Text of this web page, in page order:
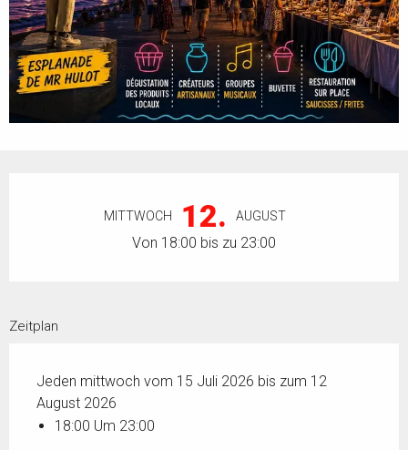
MITTWOCH 12. AUGUST
Von 18:00 bis zu 23:00
Zeitplan
Jeden mittwoch vom 15 Juli 2026 bis zum 12
August 2026
18:00 Um 23:00